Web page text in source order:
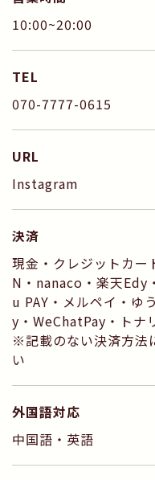
10:00~20:00
TEL
070-7777-0615
URL
Instagram
決済
現金・クレジットカー
N・nanaco・楽天Edy
u PAY・メルペイ・ゆ
y・WeChatPay・トナ
※記載のない決済方法
い
外国語対応
中国語・英語